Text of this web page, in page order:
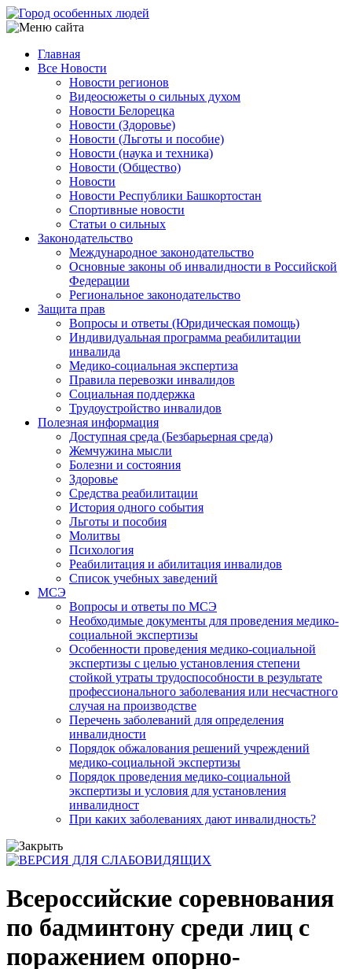
Перейти
к
содержанию
Main
navigation
Главная
Все Новости
Новости регионов
Видеосюжеты о сильных духом
Новости Белорецка
Новости (Здоровье)
Новости (Льготы и пособие)
Новости (наука и техника)
Новости (Общество)
Новости
Новости Республики Башкортостан
Спортивные новости
Статьи о сильных
Законодательство
Международное законодательство
Основные законы об инвалидности в Российской
Федерации
Региональное законодательство
Защита прав
Вопросы и ответы (Юридическая помощь)
Индивидуальная программа реабилитации
инвалида
Медико-социальная экспертиза
Правила перевозки инвалидов
Социальная поддержка
Трудоустройство инвалидов
Полезная информация
Доступная среда (Безбарьерная среда)
Жемчужина мысли
Болезни и состояния
Здоровье
Средства реабилитации
История одного события
Льготы и пособия
Молитвы
Психология
Реабилитация и абилитация инвалидов
Список учебных заведений
МСЭ
Вопросы и ответы по МСЭ
Необходимые документы для проведения медико-
социальной экспертизы
Особенности проведения медико-социальной
экспертизы с целью установления степени
стойкой утраты трудоспособности в результате
профессионального заболевания или несчастного
случая на производстве
Перечень заболеваний для определения
инвалидности
Порядок обжалования решений учреждений
медико-социальной экспертизы
Порядок проведения медико-социальной
экспертизы и условия для установления
инвалидност
При каких заболеваниях дают инвалидность?
Всероссийские соревнования
по бадминтону среди лиц с
поражением опорно-